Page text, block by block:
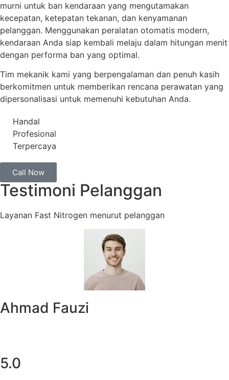
murni untuk ban kendaraan yang mengutamakan
kecepatan, ketepatan tekanan, dan kenyamanan
pelanggan. Menggunakan peralatan otomatis modern,
kendaraan Anda siap kembali melaju dalam hitungan menit
dengan performa ban yang optimal.
Tim mekanik kami yang berpengalaman dan penuh kasih
berkomitmen untuk memberikan rencana perawatan yang
dipersonalisasi untuk memenuhi kebutuhan Anda.
Handal
Profesional
Terpercaya
Call Now
Testimoni Pelanggan
Layanan Fast Nitrogen menurut pelanggan
Ahmad Fauzi
5.0